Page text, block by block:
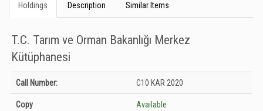
Holdings Description Similar Items
T.C. Tarım ve Orman Bakanlığı Merkez
Kütüphanesi
Holdings details from T.C. Tarım ve Orman Bakanlığı Merkez Kütüphanesi:
Unknown
Call Number: C10 KAR 2020
Copy Available